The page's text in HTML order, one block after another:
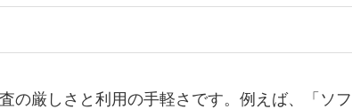
の厳しさと利用の手軽さです。例えば、「ソフ